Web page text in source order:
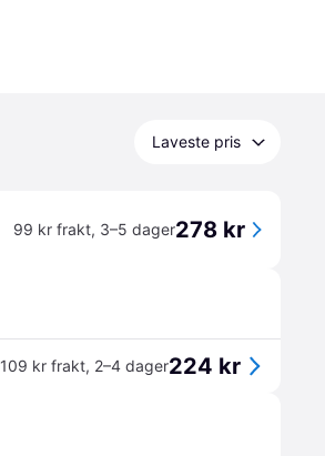
Laveste pris
99 kr frakt, 3–5 dager278 kr
109 kr frakt, 2–4 dager224 kr